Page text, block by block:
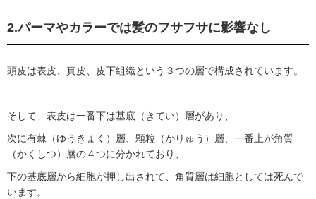
2.パーマやカラーでは髪のフサフサに影響なし
頭皮は表皮、真皮、皮下組織という３つの層で構成されています。
そして、表皮は一番下は基底（きてい）層があり、
次に有棘（ゆうきょく）層、顆粒（かりゅう）層、一番上が角質
（かくしつ）層の４つに分かれており、
下の基底層から細胞が押し出されて、角質層は細胞としては死んで
います。